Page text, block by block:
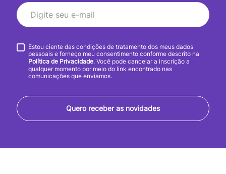
Quero receber as novidades
Estou ciente das condições de tratamento dos meus dados
pessoais e forneço meu consentimento conforme descrito na
Política de Privacidade. Você pode cancelar a inscrição a
qualquer momento por meio do link encontrado nas
comunicações que enviamos.